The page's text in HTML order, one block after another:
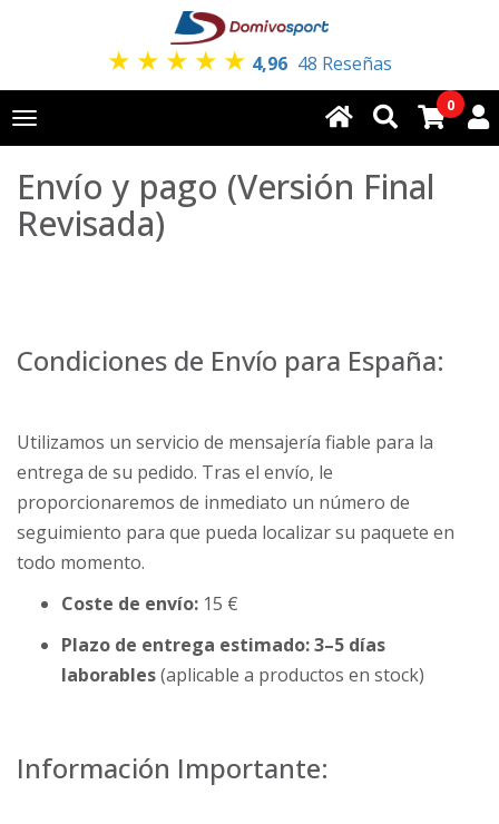
★ ★ ★ ★ ★ 4,96 48 Reseñas
Toggle
navigation
0
Envío y pago (Versión Final
Revisada)
Condiciones de Envío para España:
Utilizamos un servicio de mensajería fiable para la
entrega de su pedido. Tras el envío, le
proporcionaremos de inmediato un número de
seguimiento para que pueda localizar su paquete en
todo momento.
Coste de envío: 15 €
Plazo de entrega estimado:3–5 días
laborables(aplicable a productos en stock)
Información Importante: